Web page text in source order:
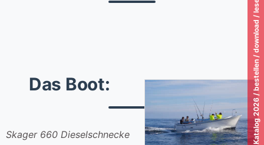
Katalog 2026 / bestellen / download / lesen!
Das Boot:
Skager 660 Dieselschnecke